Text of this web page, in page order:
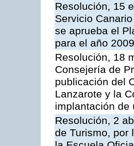
Resolución, 15
Servicio
se aprueba el
para el año 2009
Resolución, 18
Consejería de
publicación del
Lanzarote y la
implantación de
Resolución, 2
de Turismo, por